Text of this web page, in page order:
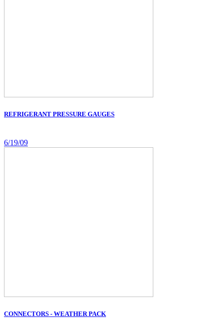
REFRIGERANT PRESSURE GAUGES
6/19/09
CONNECTORS - WEATHER PACK